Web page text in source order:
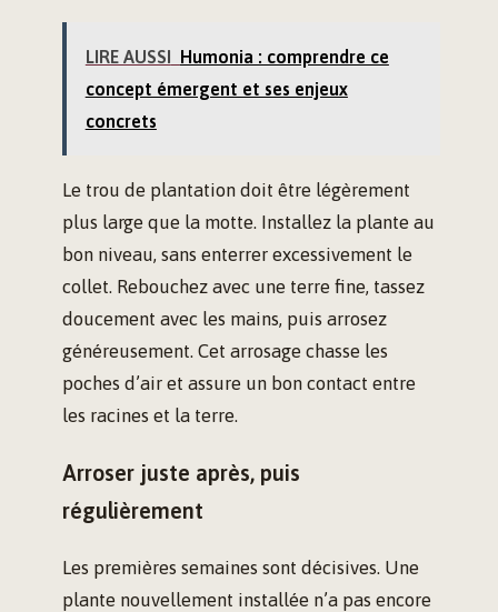
LIRE AUSSI Humonia : comprendre ce
concept émergent et ses enjeux
concrets
Le trou de plantation doit être légèrement
plus large que la motte. Installez la plante au
bon niveau, sans enterrer excessivement le
collet. Rebouchez avec une terre fine, tassez
doucement avec les mains, puis arrosez
généreusement. Cet arrosage chasse les
poches d’air et assure un bon contact entre
les racines et la terre.
Arroser juste après, puis
régulièrement
Les premières semaines sont décisives. Une
plante nouvellement installée n’a pas encore